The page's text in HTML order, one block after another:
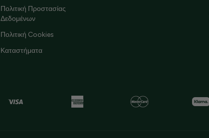
Πολιτική Προστασίας
Δεδομένων
Πολιτική Cookies
Καταστήματα